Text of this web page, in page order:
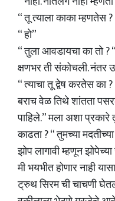
“ तू त्याला काका म्हणतेस ?
“ हो”
“ तुला आवडायचा का तो ? “
क्षणभर ती संकोचली. नंतर
“ त्याचा तू द्वेष करतेस का ?
बराच वेळ तिथे शांतता
पाहिले.” मला अशा
काढता ? “ तुमच्या
झोप लागावी म्हणून
मी भयभीत होणार नाही
ट्रुथ सिरम ची चाचणी